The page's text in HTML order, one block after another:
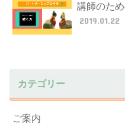
講師のた
2019.01.22
カテゴリー
ご案内